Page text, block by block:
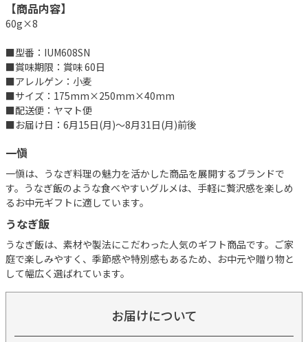
【商品内容】
60g×8
■型番：IUM608SN
■賞味期限：賞味 60日
■アレルゲン：小麦
■サイズ：175mm×250mm×40mm
■配送便：ヤマト便
■お届け日：6月15日(月)～8月31日(月)前後
一愼
一愼は、うなぎ料理の魅力を活かした商品を展開するブランドで
す。うなぎ飯のような食べやすいグルメは、手軽に贅沢感を楽しめ
るお中元ギフトに適しています。
うなぎ飯
うなぎ飯は、素材や製法にこだわった人気のギフト商品です。ご家
庭で楽しみやすく、季節感や特別感もあるため、お中元や贈り物と
して幅広く選ばれています。
お届けについて